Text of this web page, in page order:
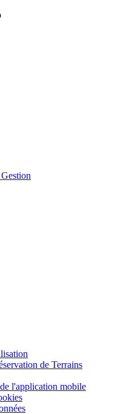
de Terrains
l'application mobile